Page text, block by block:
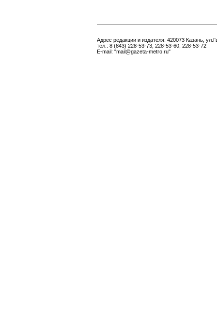
Адрес редакции и издателя: 420073 Казань,
тел.: 8 (843) 228-53-73, 228-53-60, 228-53-72
E-mail: "mail@gazeta-metro.ru"